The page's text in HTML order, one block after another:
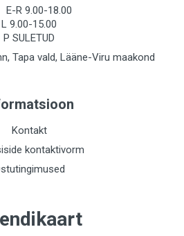
E-R 9.00-18.00
L 9.00-15.00
P SULETUD
Tapa vald, Lääne-Viru maakond
Kontakt
kontaktivorm